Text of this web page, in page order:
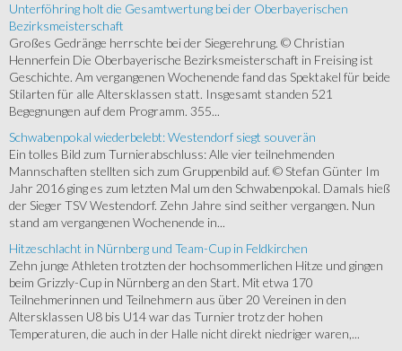
Unterföhring holt die Gesamtwertung bei der Oberbayerischen
Bezirksmeisterschaft
Großes Gedränge herrschte bei der Siegerehrung. © Christian
Hennerfein Die Oberbayerische Bezirksmeisterschaft in Freising ist
Geschichte. Am vergangenen Wochenende fand das Spektakel für beide
Stilarten für alle Altersklassen statt. Insgesamt standen 521
Begegnungen auf dem Programm. 355...
Schwabenpokal wiederbelebt: Westendorf siegt souverän
Ein tolles Bild zum Turnierabschluss: Alle vier teilnehmenden
Mannschaften stellten sich zum Gruppenbild auf. © Stefan Günter Im
Jahr 2016 ging es zum letzten Mal um den Schwabenpokal. Damals hieß
der Sieger TSV Westendorf. Zehn Jahre sind seither vergangen. Nun
stand am vergangenen Wochenende in...
Hitzeschlacht in Nürnberg und Team-Cup in Feldkirchen
Zehn junge Athleten trotzten der hochsommerlichen Hitze und gingen
beim Grizzly-Cup in Nürnberg an den Start. Mit etwa 170
Teilnehmerinnen und Teilnehmern aus über 20 Vereinen in den
Altersklassen U8 bis U14 war das Turnier trotz der hohen
Temperaturen, die auch in der Halle nicht direkt niedriger waren,...